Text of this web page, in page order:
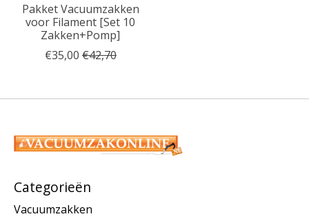
Pakket Vacuumzakken
voor Filament [Set 10
Zakken+Pomp]
€35,00 €42,70
Categorieën
Vacuumzakken